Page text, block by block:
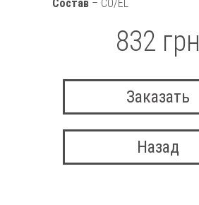
Состав – CO/EL
832 грн
Заказать
Назад